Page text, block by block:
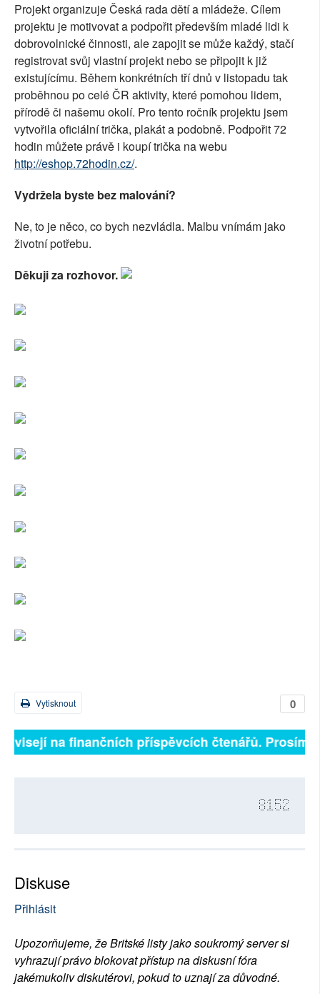
Projekt organizuje Česká rada dětí a mládeže. Cílem
projektu je motivovat a podpořit především mladé lidi k
dobrovolnické činnosti, ale zapojit se může každý, stačí
registrovat svůj vlastní projekt nebo se připojit k již
existujícímu. Během konkrétních tří dnů v listopadu tak
proběhnou po celé ČR aktivity, které pomohou lidem,
přírodě či našemu okolí. Pro tento ročník projektu jsem
vytvořila oficiální trička, plakát a podobně. Podpořit 72
hodin můžete právě i koupí trička na webu
http://eshop.72hodin.cz/.
Vydržela byste bez malování?
Ne, to je něco, co bych nezvládla. Malbu vnímám jako
životní potřebu.
Děkuji za rozhovor.
0
Vytisknout
na finančních příspěvcích čtenářů. Prosíme,
8152
Diskuse
Přihlásit
Upozorňujeme, že Britské listy jako soukromý server si
vyhrazují právo blokovat přístup na diskusní fóra
jakémukoliv diskutérovi, pokud to uznají za důvodné.